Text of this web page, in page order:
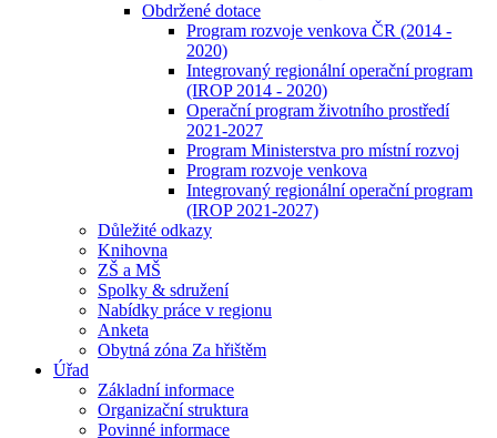
Obdržené dotace
Program rozvoje venkova ČR (2014 -
2020)
Integrovaný regionální operační program
(IROP 2014 - 2020)
Operační program životního prostředí
2021-2027
Program Ministerstva pro místní rozvoj
Program rozvoje venkova
Integrovaný regionální operační program
(IROP 2021-2027)
Důležité odkazy
Knihovna
ZŠ a MŠ
Spolky & sdružení
Nabídky práce v regionu
Anketa
Obytná zóna Za hřištěm
Úřad
Základní informace
Organizační struktura
Povinné informace